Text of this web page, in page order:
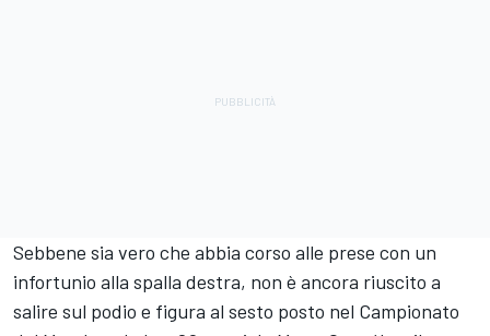
Sebbene sia vero che abbia corso alle prese con un
infortunio alla spalla destra, non è ancora riuscito a
salire sul podio e figura al sesto posto nel Campionato